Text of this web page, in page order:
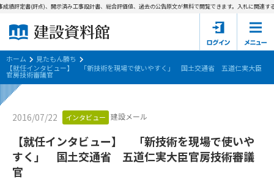
建設資料館とは
東京都の入札資料
国土交通省の入札資料
見たもん勝ち
評定書(評点)、開示済み工事設計書、総合評価値、過去の公告原文が無料で閲覧できます。入札に関連する
ホーム
見たもん勝ち
【就任インタビュー】 「新技術を現場で使いやすく」 国土交通省 五道仁実大臣
官房技術審議官
2016/07/22 インタビュー 建設メール
【就任インタビュー】 「新技術を現場で使いや
すく」 国土交通省 五道仁実大臣官房技術審議
官
第1条（規約の目的）
1. 本規約は、建設資料館が提供するサポーター会あ本員、無料